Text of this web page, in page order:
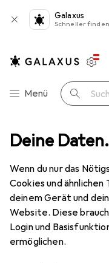
Deine
Wenn du nur das
Cookies und
deinem Gerät und
Website. Diese
Login und
ermöglichen.
Galaxus
Schneller
Navigation nach
Menü Suche
Campingkocher
Enders